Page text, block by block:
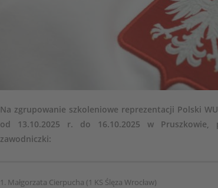
Na zgrupowanie szkoleniowe reprezentacji Polski
od 13.10.2025 r. do 16.10.2025 w Pruszkowie,
zawodniczki:
1. Małgorzata Cierpucha (1 KS Ślęza Wrocław)